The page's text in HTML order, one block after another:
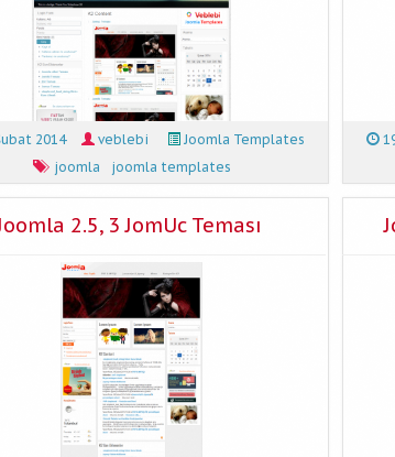
2014 veblebi
Joomla Templates
joomla
joomla templates
2.5, 3 JomUc Teması